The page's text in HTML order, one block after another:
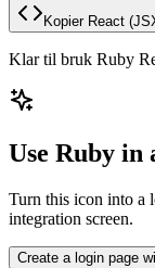
Kopier React
Klar til bruk Ruby
Use Ruby in
Turn this icon into a
integration screen.
Create a login page